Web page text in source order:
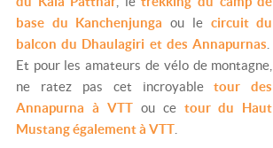
base du Kanchenjunga ou le circuit du
balcon du Dhaulagiri et des Annapurnas
Et pour les amateurs de vélo de montagne,
ne ratez pas cet incroyabletour des
Annapurna à VTTou ce tour du Haut
Mustang également à VTT.